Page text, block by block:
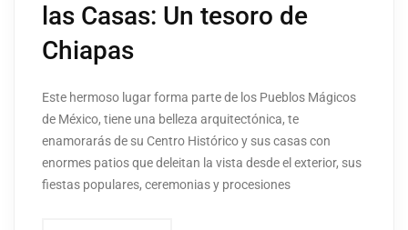
las Casas: Un tesoro de
Chiapas
Este hermoso lugar forma parte de los Pueblos Mágicos
de México, tiene una belleza arquitectónica, te
enamorarás de su Centro Histórico y sus casas con
enormes patios que deleitan la vista desde el exterior, sus
fiestas populares, ceremonias y procesiones